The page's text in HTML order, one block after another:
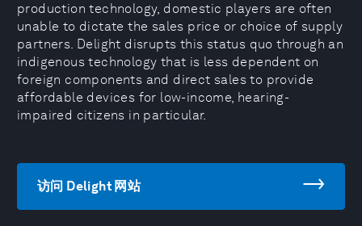
production technology, domestic players are often
unable to dictate the sales price or choice of supply
partners. Delight disrupts this status quo through an
indigenous technology that is less dependent on
foreign components and direct sales to provide
affordable devices for low-income, hearing-
impaired citizens in particular.
访问 Delight 网站